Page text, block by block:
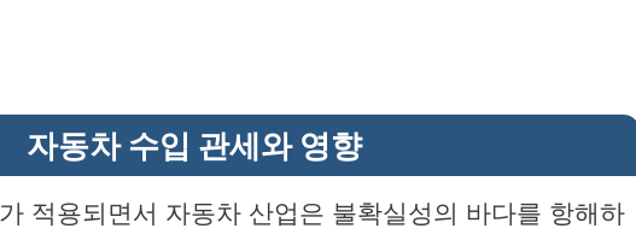
자동차 수입 관세와 영향
적용되면서 자동차 산업은 불확실성의 바다를 항해하